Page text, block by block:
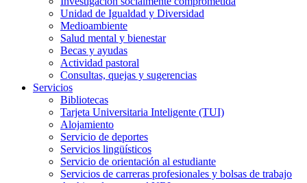
Unidad de Igualdad y Diversidad
Medioambiente
Salud mental y bienestar
Becas y ayudas
Actividad pastoral
Consultas, quejas y sugerencias
Servicios
Bibliotecas
Tarjeta Universitaria Inteligente (TUI)
Alojamiento
Servicio de deportes
Servicios lingüísticos
Servicio de orientación al estudiante
Servicios de carreras profesionales y bolsas de trabajo